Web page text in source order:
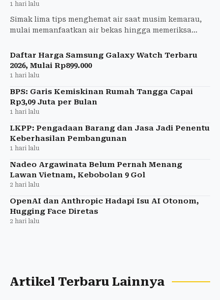
1 hari lalu
Simak lima tips menghemat air saat musim kemarau,
mulai memanfaatkan air bekas hingga memeriksa
Daftar Harga Samsung Galaxy Watch Terbaru
2026, Mulai Rp899.000
1 hari lalu
BPS: Garis Kemiskinan Rumah Tangga Capai
Rp3,09 Juta per Bulan
1 hari lalu
LKPP: Pengadaan Barang dan Jasa Jadi Penentu
Keberhasilan Pembangunan
1 hari lalu
Nadeo Argawinata Belum Pernah Menang
Lawan Vietnam, Kebobolan 9 Gol
2 hari lalu
OpenAI dan Anthropic Hadapi Isu AI Otonom,
Hugging Face Diretas
2 hari lalu
Artikel Terbaru Lainnya